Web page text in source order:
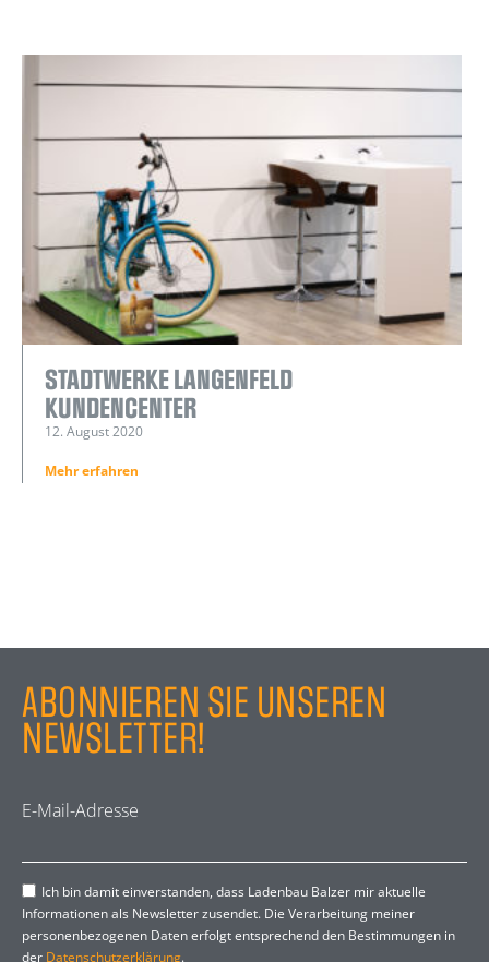
STADTWERKE LANGENFELD
KUNDENCENTER
12. August 2020
Mehr erfahren
ABONNIEREN SIE UNSEREN
NEWSLETTER!
E-Mail-Adresse
Ich bin damit einverstanden, dass Ladenbau Balzer mir aktuelle
Informationen als Newsletter zusendet. Die Verarbeitung meiner
personenbezogenen Daten erfolgt entsprechend den Bestimmungen in
der Datenschutzerklärung.